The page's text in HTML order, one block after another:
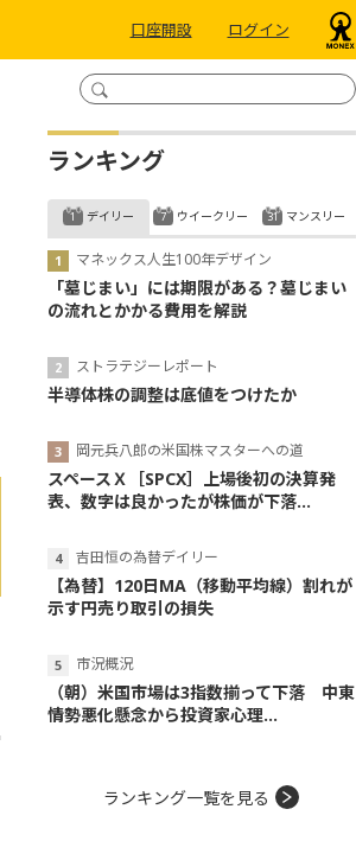
口座開設 ログイン
ランキング
デイリー
マネックス人生100年デザイン
「墓じまい」には期限がある？墓じまい
の流れとかかる費用を解説
ストラテジーレポート
半導体株の調整は底値をつけたか
岡元兵八郎の米国株マスターへの道
スペースＸ［SPCX］上場後初の決算発
表、数字は良かったが株価が下落...
吉田恒の為替デイリー
【為替】120日MA（移動平均線）割れが
示す円売り取引の損失
市況概況
（朝）米国市場は3指数揃って下落 中東
情勢悪化懸念から投資家心理...
ウイークリー マンスリー
ランキング一覧を見る